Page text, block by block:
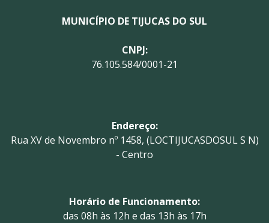
MUNICÍPIO DE TIJUCAS DO SUL
CNPJ:
76.105.584/0001-21
Endereço:
Rua XV de Novembro nº 1458, (LOCTIJUCASDOSUL S N)
- Centro
Horário de Funcionamento:
das 08h às 12h e das 13h às 17h